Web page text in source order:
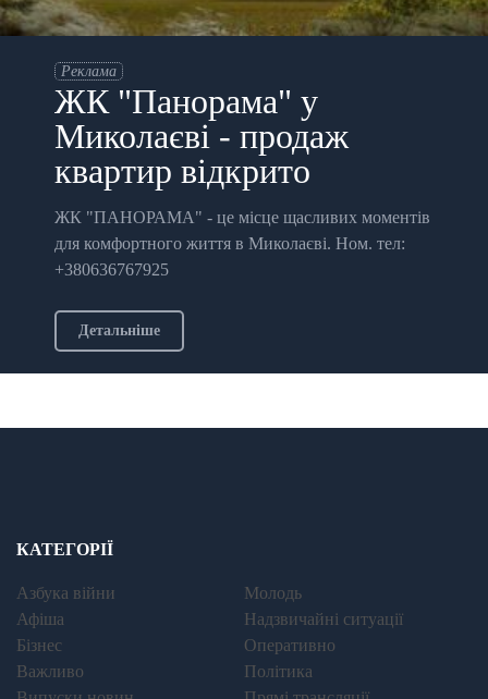
Реклама
ЖК "Панорама" у
Миколаєві - продаж
квартир відкрито
ЖК "ПАНОРАМА" - це місце щасливих моментів
для комфортного життя в Миколаєві. Ном. тел:
+380636767925
Детальніше
КАТЕГОРІЇ
Азбука війни
Афіша
Бізнес
Важливо
Молодь
Надзвичайні ситуації
Оперативно
Політика